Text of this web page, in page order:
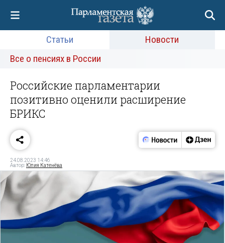
Статьи
Новости
Все о пенсиях в России
Российские парламентарии
позитивно оценили расширение
БРИКС
24.08.2023 14:46
Автор: Юлия Катенёва